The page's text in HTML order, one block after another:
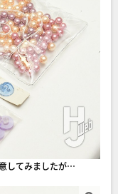
してみましたが…